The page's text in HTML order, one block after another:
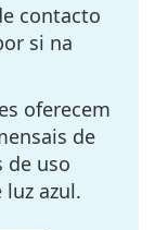
contacto
si na
oferecem
de
de uso
azul.